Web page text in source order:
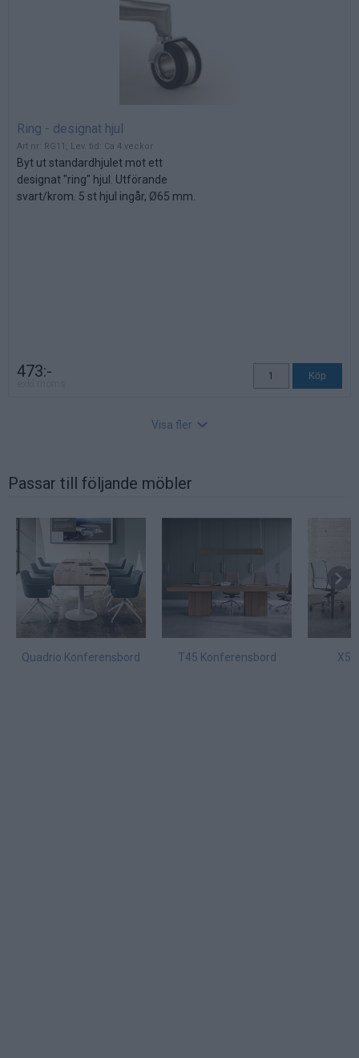
Ring - designat hjul
Art nr: RG11, Lev. tid: Ca 4 veckor
Byt ut standardhjulet mot ett
designat "ring" hjul. Utförande
svart/krom. 5 st hjul ingår, Ø65 mm.
473:-
Tiltgunga
Art nr: MEC03, Lev. tid: Ej angett
Tiltgunga låsbar i 4 nivåer + antichock system.
Visa fler
Passar till följande möbler
Quadrio Konferensbord T45 Konferensbord X5